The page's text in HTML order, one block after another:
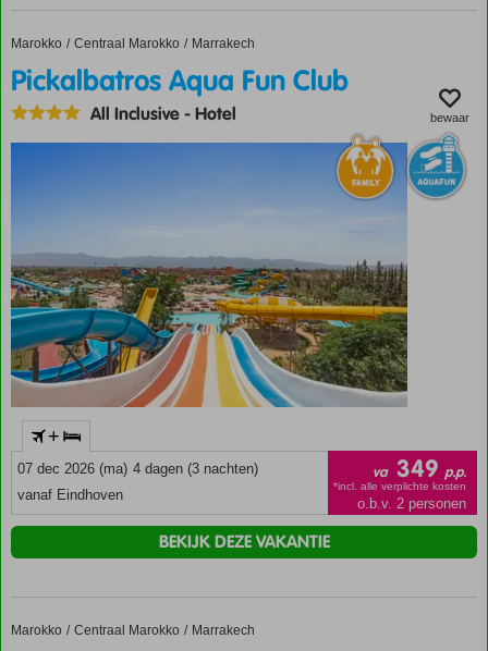
een duik
in het
Ontbijt,
Half- of
Home
Marokko Centraal Marokko Marrakech
Pickalbatros Aqua Fun Club
Pickalbatros Aqua Fun Club
All Inclusive-Hotel bewaar
+
07 dec 2026 (ma) 4 dagen (3 nachten)
vanaf Eindhoven
va 349 p.p.
*incl. alle verplichte kosten
o.b.v. 2 personen
BEKIJK DEZE VAKANTIE
Home
Marokko Centraal Marokko Marrakech
Iberostar Waves Club Palmeraie Marrakech